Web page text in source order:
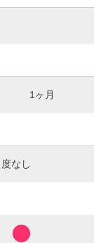
1ヶ月
度なし